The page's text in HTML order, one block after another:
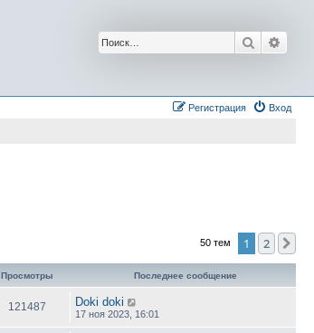
Поиск
Вход
Регистрация
50 тем 1 2
Просмотры Последнее сообщение
121487 Doki doki
17 ноя 2023, 16:01